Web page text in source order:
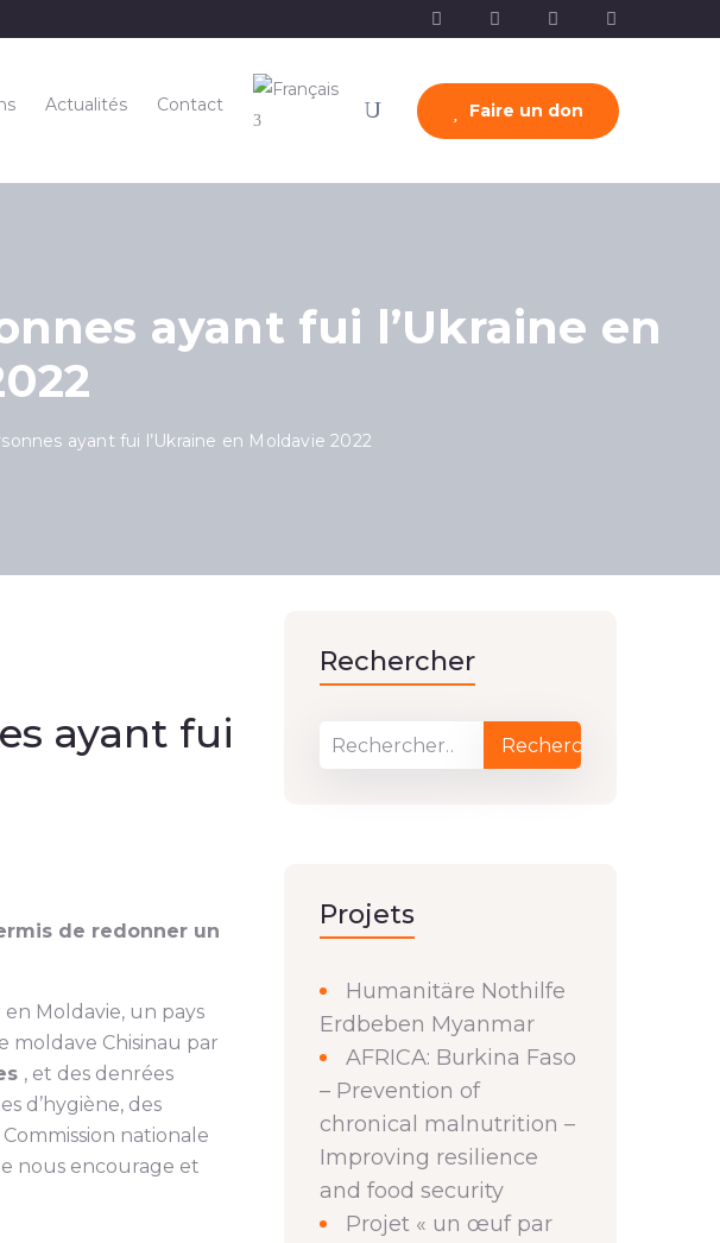
Actualités Contact Faire un don
ayant fui l’Ukraine en
ayant fui l’Ukraine en Moldavie 2022
ayant fui
de redonner un
Moldavie, un pays
moldave Chisinau par
, et des denrées
d’hygiène, des
nationale
nous encourage et
Rechercher
Projets
Humanitäre Nothilfe
Erdbeben Myanmar
AFRICA: Burkina Faso
– Prevention of
chronical malnutrition –
Improving resilience
and food security
Projet « un œuf par